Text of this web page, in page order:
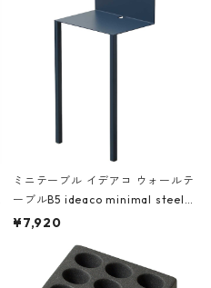
ミニテーブル イデアコ ウォールテ
ーブルB5 ideaco minimal steel f
urniture WALL Table B5 ネイビー
¥7,920